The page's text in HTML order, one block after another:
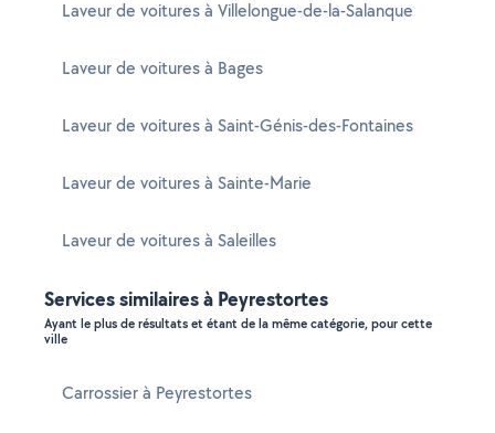
Laveur de voitures à Villelongue-de-la-Salanque
Laveur de voitures à Bages
Laveur de voitures à Saint-Génis-des-Fontaines
Laveur de voitures à Sainte-Marie
Laveur de voitures à Saleilles
Services similaires à Peyrestortes
Ayant le plus de résultats et étant de la même catégorie, pour cette
ville
Carrossier à Peyrestortes